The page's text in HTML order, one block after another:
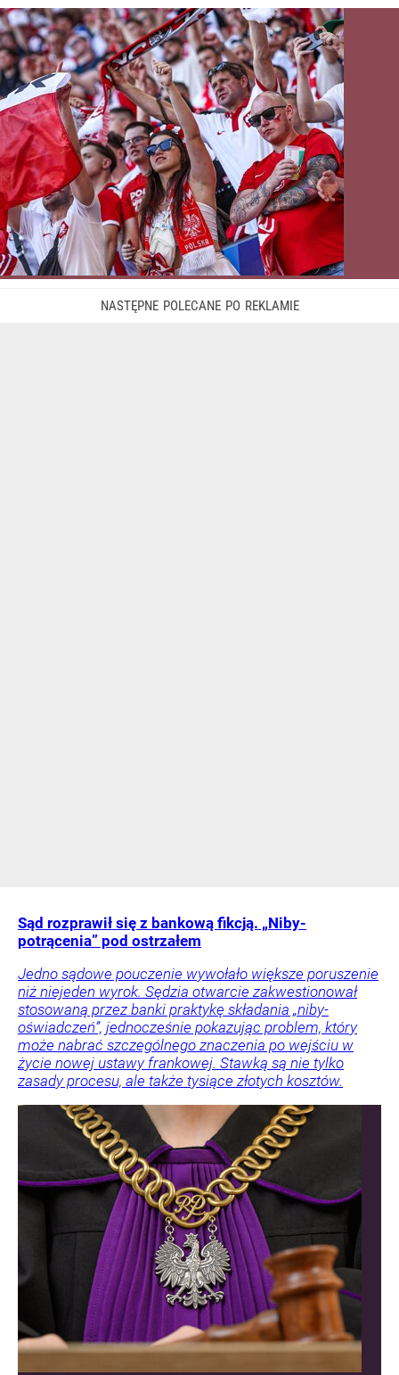
Sąd rozprawił się z bankową fikcją. „Niby-
potrącenia” pod ostrzałem
Jedno sądowe pouczenie wywołało większe poruszenie
niż niejeden wyrok. Sędzia otwarcie zakwestionował
stosowaną przez banki praktykę składania „niby-
oświadczeń”, jednocześnie pokazując problem, który
może nabrać szczególnego znaczenia po wejściu w
życie nowej ustawy frankowej. Stawką są nie tylko
zasady procesu, ale także tysiące złotych kosztów.